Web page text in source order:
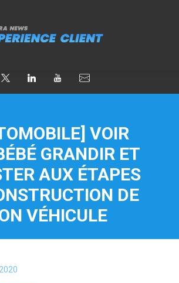
VOIR
GRANDIR ET
AUX ÉTAPES
DE
VÉHICULE